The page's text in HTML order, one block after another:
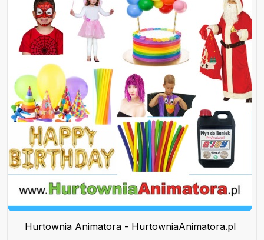
Hurtownia Animatora - HurtowniaAnimatora.pl